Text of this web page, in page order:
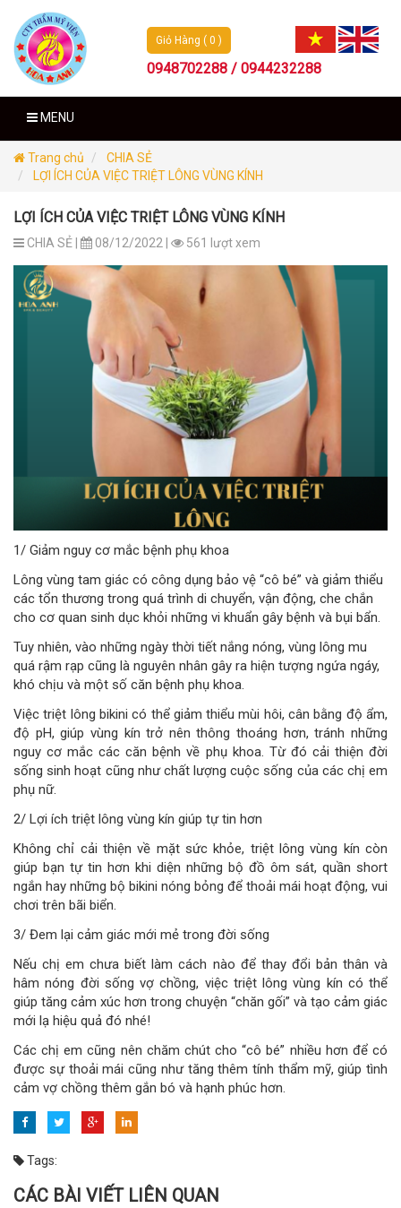
Giỏ Hàng ( 0 )
0948702288 / 0944232288
MENU
Trang chủ
CHIA SẺ
LỢI ÍCH CỦA VIỆC TRIỆT LÔNG VÙNG KÍNH
LỢI ÍCH CỦA VIỆC TRIỆT LÔNG VÙNG KÍNH
CHIA SẺ | 08/12/2022 | 561 lượt xem
1/ Giảm nguy cơ mắc bệnh phụ khoa
Lông vùng tam giác có công dụng bảo vệ “cô bé” và giảm thiểu
các tổn thương trong quá trình di chuyển, vận động, che chắn
cho cơ quan sinh dục khỏi những vi khuẩn gây bệnh và bụi bẩn.
Tuy nhiên, vào những ngày thời tiết nắng nóng, vùng lông mu
quá rậm rạp cũng là nguyên nhân gây ra hiện tượng ngứa ngáy,
khó chịu và một số căn bệnh phụ khoa.
Việc triệt lông bikini có thể giảm thiểu mùi hôi, cân bằng độ ẩm,
độ pH, giúp vùng kín trở nên thông thoáng hơn, tránh những
nguy cơ mắc các căn bệnh về phụ khoa. Từ đó cải thiện đời
sống sinh hoạt cũng như chất lượng cuộc sống của các chị em
phụ nữ.
2/ Lợi ích triệt lông vùng kín giúp tự tin hơn
Không chỉ cải thiện về mặt sức khỏe, triệt lông vùng kín còn
giúp bạn tự tin hơn khi diện những bộ đồ ôm sát, quần short
ngắn hay những bộ bikini nóng bỏng để thoải mái hoạt động, vui
chơi trên bãi biển.
3/ Đem lại cảm giác mới mẻ trong đời sống
Nếu chị em chưa biết làm cách nào để thay đổi bản thân và
hâm nóng đời sống vợ chồng, việc triệt lông vùng kín có thể
giúp tăng cảm xúc hơn trong chuyện “chăn gối” và tạo cảm giác
mới lạ hiệu quả đó nhé!
Các chị em cũng nên chăm chút cho “cô bé” nhiều hơn để có
được sự thoải mái cũng như tăng thêm tính thẩm mỹ, giúp tình
cảm vợ chồng thêm gắn bó và hạnh phúc hơn.
Tags:
CÁC BÀI VIẾT LIÊN QUAN